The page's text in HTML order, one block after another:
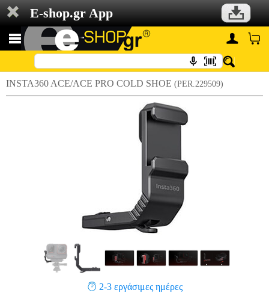
E-shop.gr App
INSTA360 ACE/ACE PRO COLD SHOE (PER.229509)
2-3 εργάσιμες ημέρες